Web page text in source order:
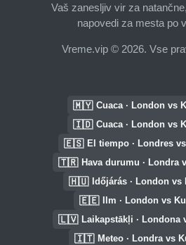
Vaš zanesljiv vir za
napovedi za mesta po
Vreme.vip © 2026. Vse
🇲🇾 Cuaca · London vs
🇮🇩 Cuaca · London vs
🇪🇸 El tiempo · Londres
🇹🇷 Hava durumu · Londra
🇭🇺 Időjárás · London
🇪🇪 Ilm · London vs
🇱🇻 Laikapstākļi · Londona
🇮🇹 Meteo · Londra vs